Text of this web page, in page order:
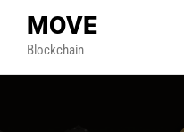
MOVE
Blockchain